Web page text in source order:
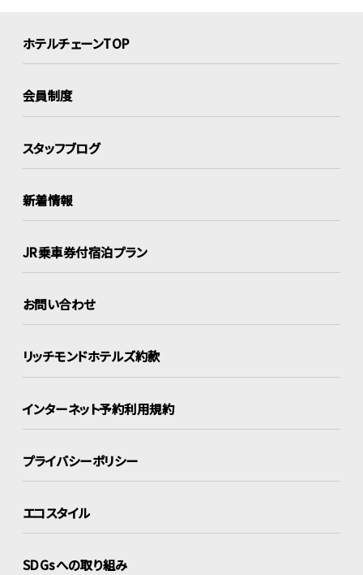
ホテルチェーンTOP
会員制度
スタッフブログ
新着情報
JR乗車券付宿泊プラン
お問い合わせ
リッチモンドホテルズ約款
インターネット予約利用規約
プライバシーポリシー
エコスタイル
SDGsへの取り組み